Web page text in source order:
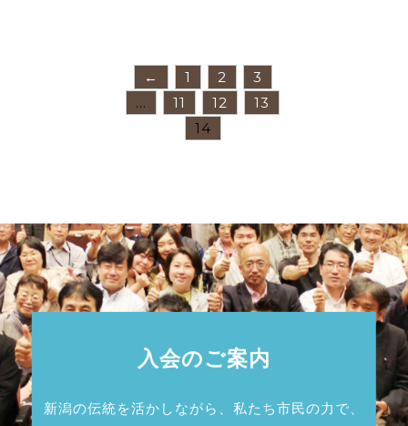
← 1 2
3
…
11 12
13
14
入会のご案内
新潟の伝統を活かしながら、私たち市民の力で、